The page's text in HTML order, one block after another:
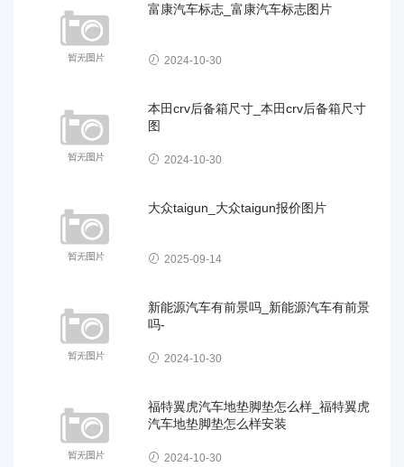
富康汽车标志_富康汽车标志图片
2024-10-30
本田crv后备箱尺寸_本田crv后备箱尺寸
图
2024-10-30
大众taigun_大众taigun报价图片
2025-09-14
新能源汽车有前景吗_新能源汽车有前景
吗-
2024-10-30
福特翼虎汽车地垫脚垫怎么样_福特翼虎
汽车地垫脚垫怎么样安装
2024-10-30